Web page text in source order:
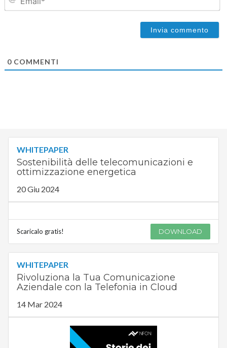
0COMMENTI
WHITEPAPER
Sostenibilità delle telecomunicazioni e
ottimizzazione energetica
20 Giu 2024
Scaricalo gratis! DOWNLOAD
WHITEPAPER
Rivoluziona la Tua Comunicazione
Aziendale con la Telefonia in Cloud
14 Mar 2024